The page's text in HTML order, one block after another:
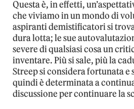
Questa è, in effetti,
che viviamo in un mondo di
aspiranti demistificatori si
dura lotta; le sue
severe di qualsiasi cosa un
inventare. Più si sale, più la
Streep si considera fortunata e
quindi è determinata a
discussione per continuare la